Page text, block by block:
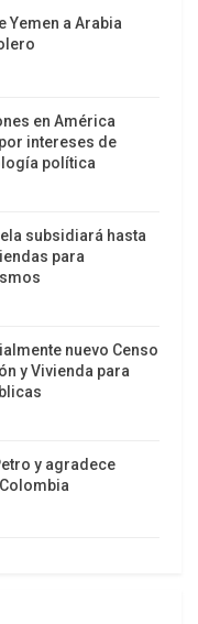
de los
Bacrim
los hermanos
como
‘el Loco’
«Comba».
dirigía
y Nariño
reductos
conocido
más
es cualquier jefe
Yemen a Arabia
en América
intereses de
política
subsidiará hasta
para
nuevo Censo
y Vivienda para
y agradece